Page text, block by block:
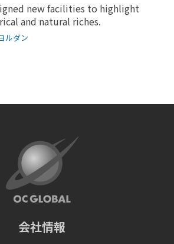
new facilities to highlight
and natural riches.
ルダン
会社情報